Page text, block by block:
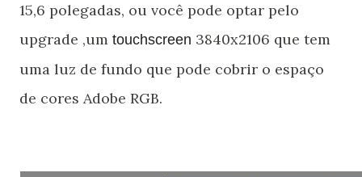
15,6 polegadas, ou você pode optar pelo
upgrade ,um touchscreen 3840x2106 que tem
uma luz de fundo que pode cobrir o espaço
de cores Adobe RGB.